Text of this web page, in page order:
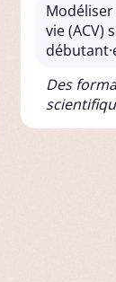
vie (ACV)
Des